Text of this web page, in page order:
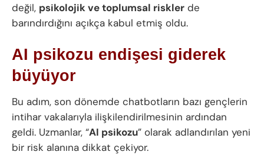
değil, psikolojik ve toplumsal riskler de
barındırdığını açıkça kabul etmiş oldu.
AI psikozu endişesi giderek
büyüyor
Bu adım, son dönemde chatbotların bazı gençlerin
intihar vakalarıyla ilişkilendirilmesinin ardından
geldi. Uzmanlar, “AI psikozu” olarak adlandırılan yeni
bir risk alanına dikkat çekiyor.